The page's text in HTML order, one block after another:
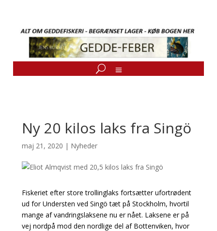
Ny 20 kilos laks fra Singö
maj 21, 2020 | Nyheder
Fiskeriet efter store trollinglaks fortsætter ufortrødent
ud for Understen ved Singö tæt på Stockholm, hvortil
mange af vandringslaksene nu er nået. Laksene er på
vej nordpå mod den nordlige del af Bottenviken, hvor